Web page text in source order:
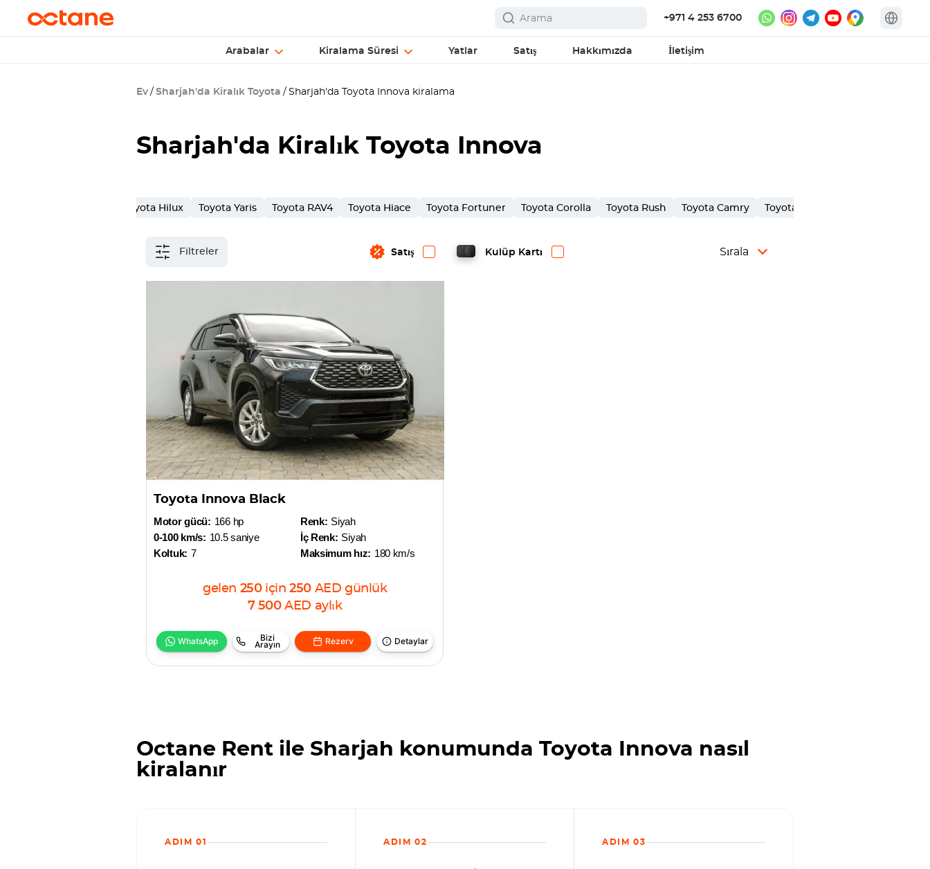
+971 4 253 6700
Arabalar Kiralama Süresi Yatlar Satış Hakkımızda İletişim
Ev Sharjah'da Kiralık Toyota Sharjah'da Toyota Innova kiralama
Sharjah'da Kiralık Toyota Innova
Toyota Hilux Toyota Yaris Toyota RAV4 Toyota Hiace Toyota Fortuner Toyota Corolla Toyota Rush Toyota Camry Toyota Supra
Filtreler Satış Kulüp Kartı Sırala
Toyota Innova Black
Motor gücü: 166 hp
0-100 km/s: 10.5 saniye
Koltuk: 7
Renk: Siyah
İç Renk: Siyah
Maksimum hız: 180 km/s
gelen 250 için 250 AED günlük
7 500 AED aylık
WhatsApp Bizi
Arayın Rezerv Detaylar
Octane Rent ile Sharjah konumunda Toyota Innova nasıl
kiralanır
ADIM 01 ADIM 02 ADIM 03